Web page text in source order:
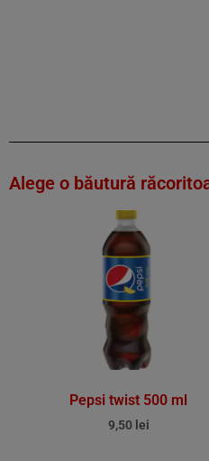
Alege o băutură
Pepsi twist 500 ml
9,50 lei